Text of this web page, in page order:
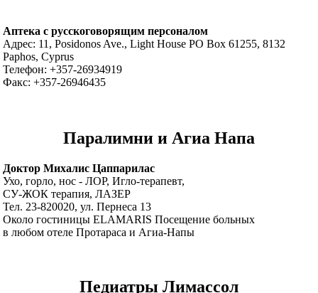
Аптека с русскоговорящим персоналом
Адрес: 11, Posidonos Ave., Light House PO Box 61255, 8132
Paphos, Cyprus
Телефон: +357-26934919
Факс: +357-26946435
Паралимни и Агиа Напа
Доктор Михалис Цаппарилас
Ухо, горло, нос - ЛОР, Игло-терапевт,
СУ-ЖОК терапия, ЛАЗЕР
Тел. 23-820020, ул. Пернеса 13
Около гостиницы ELAMARIS Посещение больных
в любом отеле Протараса и Агиа-Напы
Педиатры Лимассол